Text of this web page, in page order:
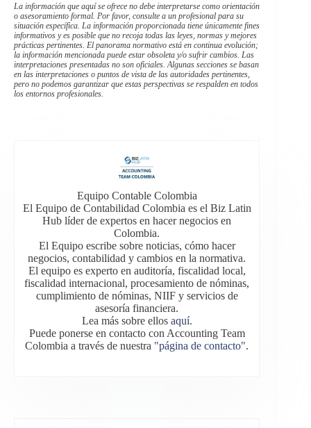
La información que aquí se ofrece no debe interpretarse como orientación
o asesoramiento formal. Por favor, consulte a un profesional para su
situación específica. La información proporcionada tiene únicamente fines
informativos y es posible que no recoja todas las leyes, normas y mejores
prácticas pertinentes. El panorama normativo está en continua evolución;
la información mencionada puede estar obsoleta y/o sufrir cambios. Las
interpretaciones presentadas no son oficiales. Algunas secciones se basan
en las interpretaciones o puntos de vista de las autoridades pertinentes,
pero no podemos garantizar que estas perspectivas se respalden en todos
los entornos profesionales.
Equipo Contable Colombia
El Equipo de Contabilidad Colombia es el Biz Latin
Hub líder de expertos en hacer negocios en
Colombia.
El Equipo escribe sobre noticias, cómo hacer
negocios, contabilidad y cambios en la normativa.
El equipo es experto en auditoría, fiscalidad local,
fiscalidad internacional, procesamiento de nóminas,
cumplimiento de nóminas, NIIF y servicios de
asesoría financiera.
Lea más sobre ellos aquí.
Puede ponerse en contacto con Accounting Team
Colombia a través de nuestra "página de contacto".